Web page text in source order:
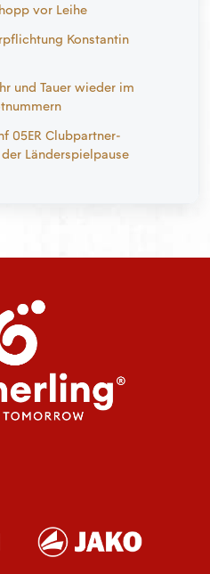
vor Leihe
Konstantin
und Tauer wieder im
05ER Clubpartner-
Länderspielpause